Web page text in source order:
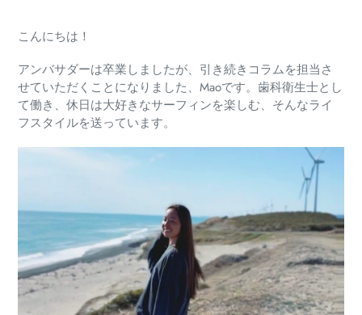
こんにちは！
アンバサダーは卒業しましたが、引き続きコラムを担当さ
せていただくことになりました、Maoです。 歯科衛生士とし
て働き、休日は大好きなサーフィンを楽しむ、そんなライ
フスタイルを送っています。